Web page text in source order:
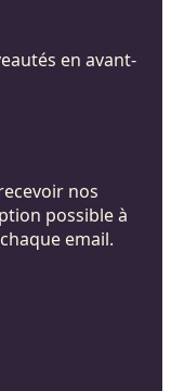
en avant-
nos
possible à
email.